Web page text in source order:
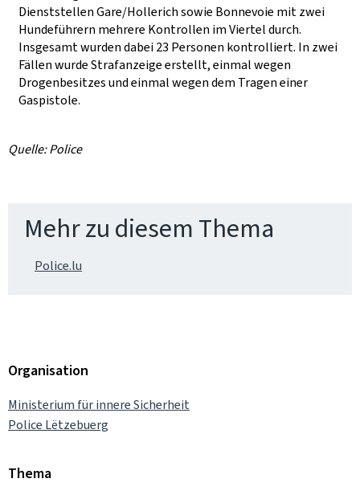
Dienststellen Gare/Hollerich sowie Bonnevoie mit zwei
Hundeführern mehrere Kontrollen im Viertel durch.
Insgesamt wurden dabei 23 Personen kontrolliert. In zwei
Fällen wurde Strafanzeige erstellt, einmal wegen
Drogenbesitzes und einmal wegen dem Tragen einer
Gaspistole.
Quelle: Police
Mehr zu diesem Thema
Police.lu
Organisation
Ministerium für innere Sicherheit
Police Lëtzebuerg
Thema